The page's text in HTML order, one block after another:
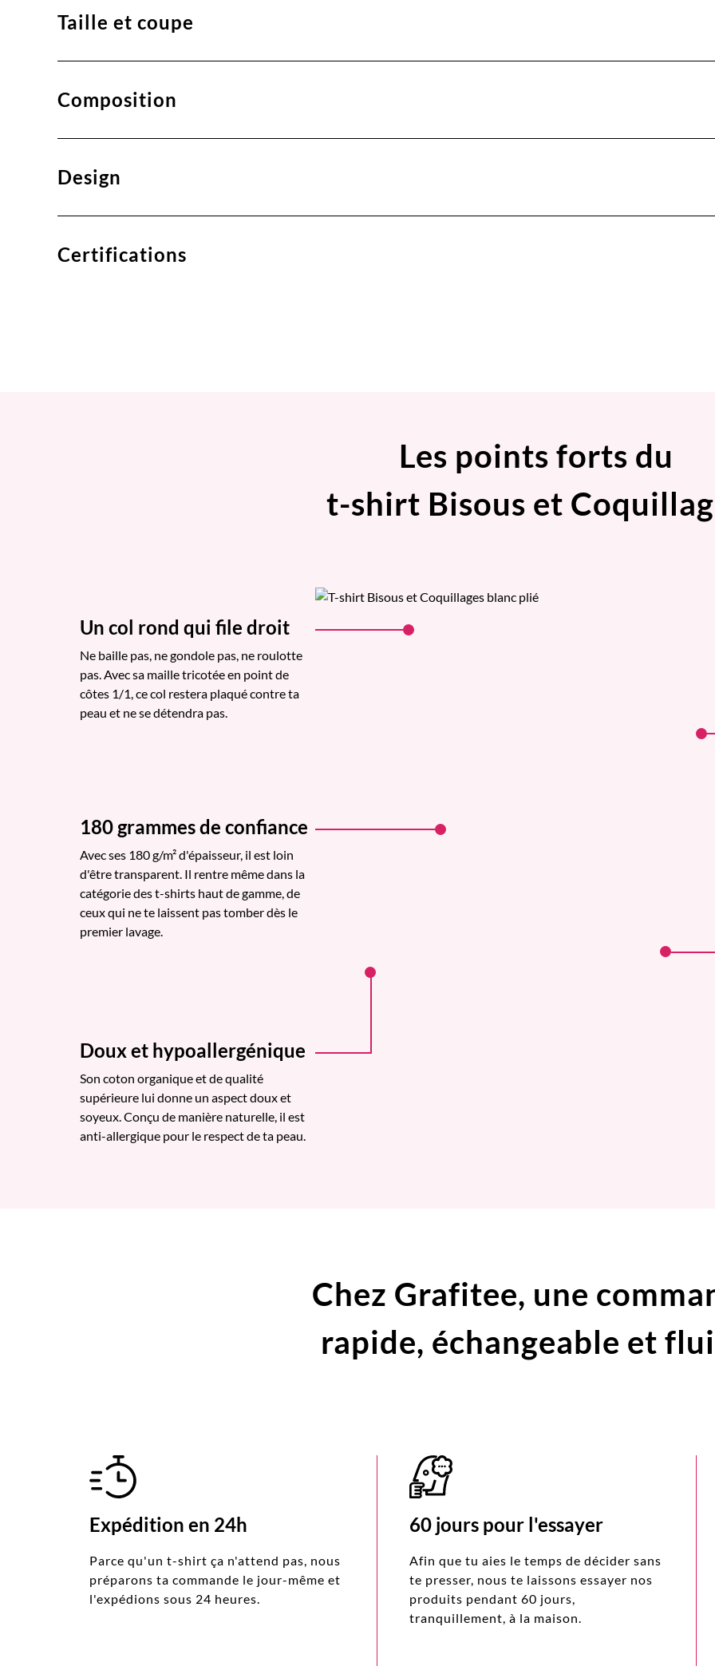
Taille et coupe
Composition
Design
Certifications
Les points forts du
t-shirt Bisous et
Un col rond qui file droit
Ne baille pas, ne gondole pas, ne roulotte
pas. Avec sa maille tricotée en point de
côtes 1/1, ce col restera plaqué contre ta
peau et ne se détendra pas.
180 grammes de confiance
Avec ses 180 g/m² d'épaisseur, il est loin
d'être transparent. Il rentre même dans la
catégorie des t-shirts haut de gamme, de
ceux qui ne te laissent pas tomber dès le
premier lavage.
Doux et hypoallergénique
Son coton organique et de qualité
supérieure lui donne un aspect doux et
soyeux. Conçu de manière naturelle, il est
anti-allergique pour le respect de ta peau.
Chez Grafitee, une
rapide, échangeable et
Expédition en 24h
Parce qu'un t-shirt ça n'attend pas, nous
préparons ta commande le jour-même et
l'expédions sous 24 heures.
60 jours pour l'essayer
Afin que tu aies le temps de décider sans
te presser, nous te laissons essayer nos
produits pendant 60 jours,
tranquillement, à la maison.